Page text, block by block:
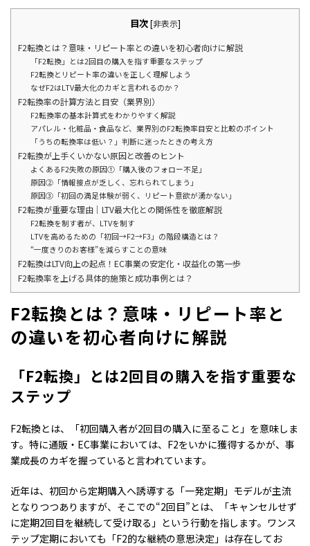
目次 [非表示]
F2転換とは？意味・リピート率との違いを初心者向けに解説
「F2転換」とは2回目の購入を指す重要なステップ
F2転換とリピート率の違いを正しく理解しよう
なぜF2はLTV最大化のカギと言われるのか？
F2転換率の計算方法と目安（業界別）
F2転換率の基本計算式をわかりやすく解説
アパレル・化粧品・食品など、業界別のF2転換率目安と比較のポイント
「うちの転換率は低い？」判断に迷ったときの考え方
F2転換が上手くいかない原因と改善のヒント
よくあるF2失敗の原因①「購入後のフォロー不足」
原因②「情報接点が乏しく、忘れられてしまう」
原因③「初回の満足体験が弱く、リピート意欲が湧かない」
F2転換が重要な理由｜LTV最大化との関係性を徹底解説
F2転換を制す者が、LTVを制す
LTVを高めるための「初回→F2→F3」の階段構造とは？
“一度きりのお客様”を減らすことの意味
F2転換はLTV向上の起点！EC事業の安定化・収益化の第一歩
F2転換率を上げる具体的施策と成功事例とは？
F2転換とは？意味・リピート率と
の違いを初心者向けに解説
「F2転換」とは2回目の購入を指す重要な
ステップ
F2転換とは、「初回購入者が2回目の購入に至ること」を意味しま
す。特に通販・EC事業においては、F2をいかに獲得するかが、事
業成長のカギを握っていると言われています。
近年は、初回から定期購入へ誘導する「一発定期」モデルが主流
となりつつありますが、そこでの“2回目”とは、「キャンセルせず
に定期2回目を継続して受け取る」という行動を指します。ワンス
テップ定期においても「F2的な継続の意思決定」は存在してお